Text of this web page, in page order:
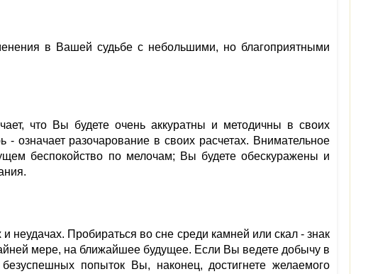
в Вашей судьбе с небольшими, но благоприятными
что Вы будете очень аккуратны и методичны в своих
- означает разочарование в своих расчетах. Внимательное
беспокойство по мелочам; Вы будете обескуражены и
неудачах. Пробираться во сне среди камней или скал - знак
мере, на ближайшее будущее. Если Вы ведете добычу в
попыток Вы, наконец, достигнете желаемого